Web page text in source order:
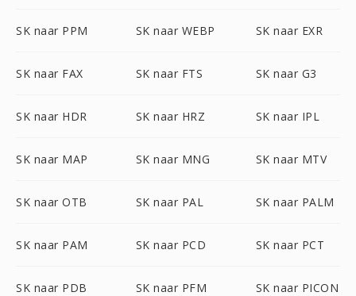
SK naar PPM SK naar WEBP SK naar EXR
SK naar FAX SK naar FTS SK naar G3
SK naar HDR SK naar HRZ SK naar IPL
SK naar MAP SK naar MNG SK naar MTV
SK naar OTB SK naar PAL SK naar PALM
SK naar PAM SK naar PCD SK naar PCT
SK naar PDB SK naar PFM SK naar PICON